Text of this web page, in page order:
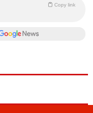
Copy link